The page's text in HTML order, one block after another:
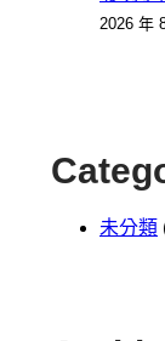
2026 年
未分類